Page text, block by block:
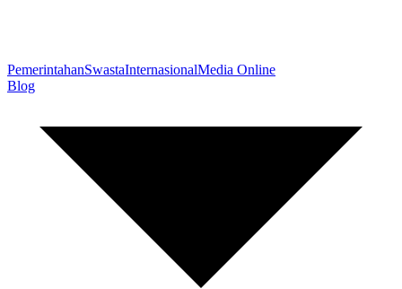
PemerintahanSwastaInternasionalMedia Online
Blog